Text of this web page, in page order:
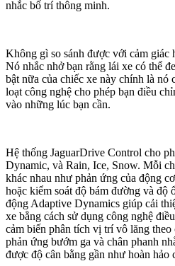
nhắc bố trí thông minh.
Không gì so sánh được với cảm giác
Nó nhắc nhở bạn rằng lái xe có thể
bật nữa của chiếc xe này chính là nó
loạt công nghệ cho phép bạn điều
vào những lúc bạn cần.
Hệ thống JaguarDrive Control cho
Dynamic, và Rain, Ice, Snow. Mỗi
khác nhau như phản ứng của động
hoặc kiểm soát độ bám đường và
động Adaptive Dynamics giúp cải
xe bằng cách sử dụng công nghệ
cảm biến phân tích vị trí vô lăng
phản ứng bướm ga và chân phanh
được độ cân bằng gần như hoàn